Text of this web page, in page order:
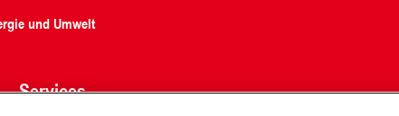
und Umwelt
Services